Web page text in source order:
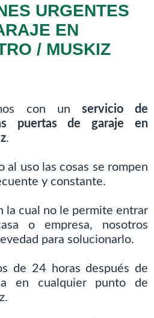
URGENTES
EN
/ MUSKIZ
con un servicio de
puertas de garaje en
.
al uso las cosas se rompen
y constante.
la cual no le permite entrar
o empresa, nosotros
para solucionarlo.
de 24 horas después de
en cualquier punto de